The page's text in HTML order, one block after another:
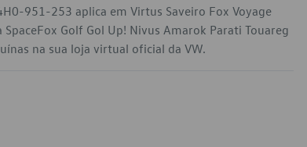
951-253 aplica em Virtus Saveiro Fox Voyage
Golf Gol Up! Nivus Amarok Parati Touareg
na sua loja virtual oficial da VW.